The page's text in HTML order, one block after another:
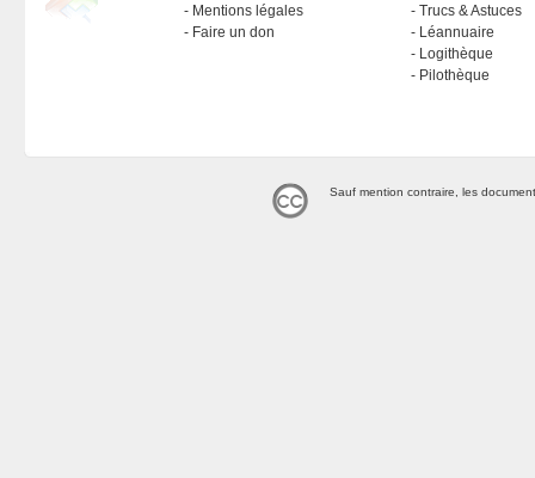
Mentions légales
Faire un don
Trucs & Astuces
Léannuaire
Logithèque
Pilothèque
Sauf mention contraire, les